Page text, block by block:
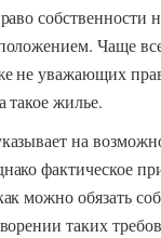
Чаще
не уважающих
такое жилье.
на
фактическое
можно обязать
таких